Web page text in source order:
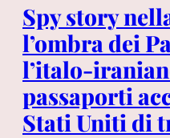
Spy story
l’ombra dei
l’italo-
passaporti
Stati Uniti di